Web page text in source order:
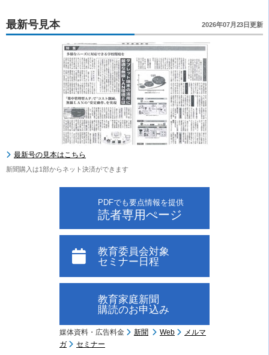
最新号見本 2026年07月23日更新
最新号の見本はこちら
新聞購入は1部からネット決済ができます
PDFでも要点情報を提供
読者専用ぺージ
教育委員会対象
セミナー日程
教育家庭新聞
購読のお申込み
媒体資料・広告料金 新聞 Web
メルマ
ガ
セミナー